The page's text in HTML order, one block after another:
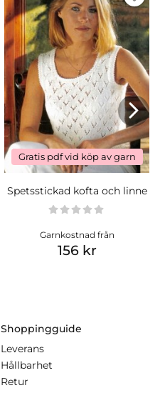
Gratis pdf vid köp av garn
Spetsstickad kofta och linne
Garnkostnad från
156 kr
Shoppingguide
Leverans
Hållbarhet
Retur